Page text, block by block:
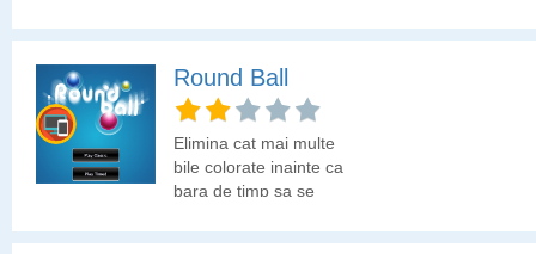
Round Ball
Elimina cat mai multe
bile colorate inainte ca
bara de timp sa se